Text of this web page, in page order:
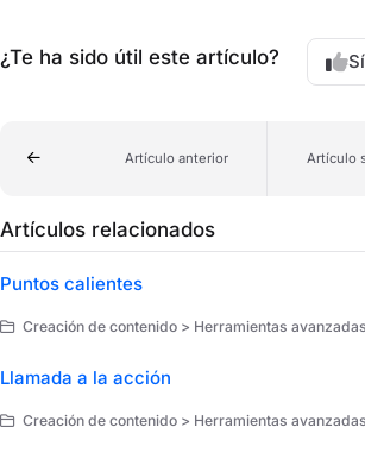
¿Te ha sido útil este artículo? Sí
Artículo anterior Artículo
Artículos relacionados
Puntos calientes
Creación de contenido > Herramientas avanzadas de creación de
Llamada a la acción
Creación de contenido > Herramientas avanzadas de creación de